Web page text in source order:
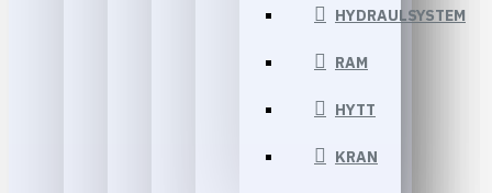
HYDRAULSYSTEM
RAM
HYTT
KRAN